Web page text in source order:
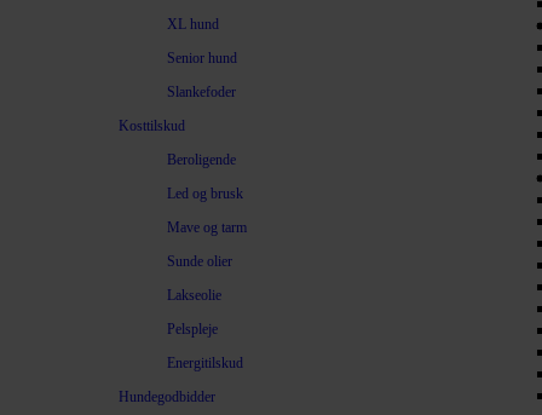
XL hund
Senior hund
Slankefoder
Kosttilskud
Beroligende
Led og brusk
Mave og tarm
Sunde olier
Lakseolie
Pelspleje
Energitilskud
Hundegodbidder